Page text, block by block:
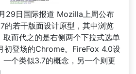
29日国际报道 Mozilla上周公布
的若干版面设计原型，其中浏览
取而代之的是右侧两个下拉式选单
初登场的Chrome。FireFox 4.0设
一个类似3.7的概念，另一个则更